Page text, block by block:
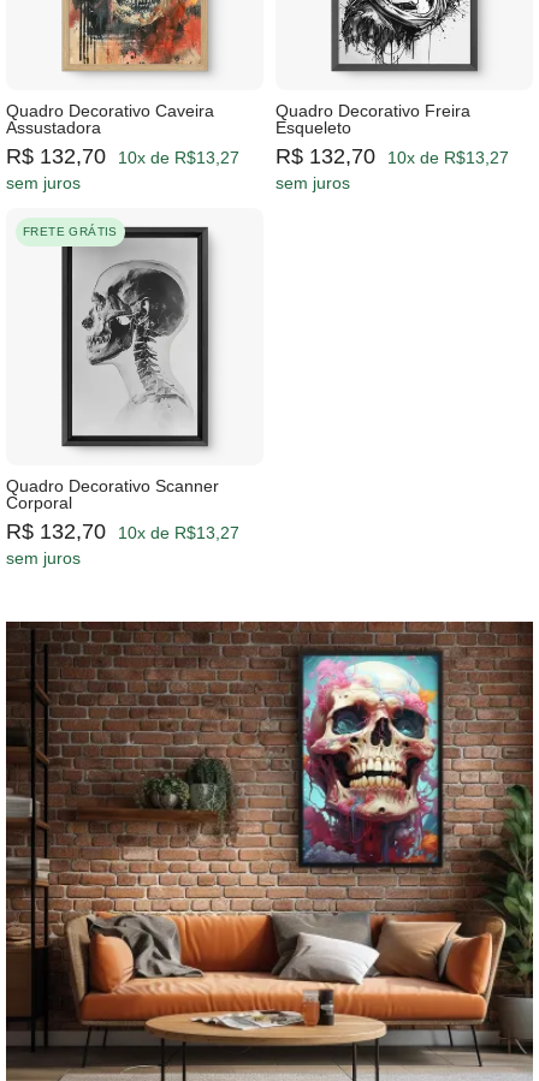
Quadro Decorativo Caveira
Assustadora
R$ 132,70
10x de R$13,27
sem juros
Quadro Decorativo Freira
Esqueleto
R$ 132,70
10x de R$13,27
sem juros
FRETE GRÁTIS
Quadro Decorativo Scanner
Corporal
R$ 132,70
10x de R$13,27
sem juros